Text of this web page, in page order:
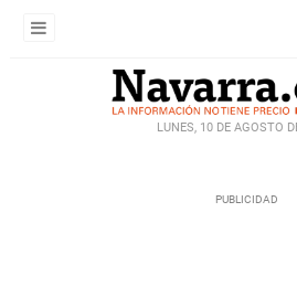
LUNES, 10 DE AGOSTO